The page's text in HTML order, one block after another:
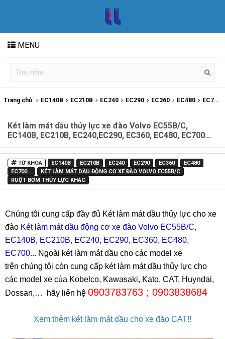
MENU
Trang chủ EC140B EC210B EC240 EC290 EC360 EC480 EC700...
Két làm mát dầu thủy lực xe đào Volvo EC55B/C,
EC140B, EC210B, EC240,EC290, EC360, EC480, EC700...
TỪ KHÓA EC140B EC210B EC240 EC290 EC360
EC480
EC700...
KÉT LÀM MÁT DẦU ĐỘNG CƠ XE ĐÀO VOLVO EC55B/C
RUỘT BƠM THỦY LỰC KHÁC
Chúng tôi cung cấp đầy đủ Két làm mát dầu thủy lực cho xe
đào Két làm mát dầu động cơ xe đào Volvo EC55B/C,
EC140B, EC210B, EC240, EC290, EC360, EC480,
EC700... Ngoài két làm mát dầu cho các model xe
trên chúng tôi còn cung cấp két làm mát dầu thủy lực cho
các model xe của Kobelco, Kawasaki, Kato, CAT, Huyndai,
Dossan,… hãy liên hệ 0903783763 ; 0903838684
Xem thêm kétlàm mát dầu cho xe đào CAT!!